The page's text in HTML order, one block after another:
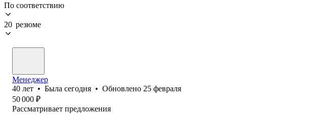
По соответствию
20 резюме
Менеджер
40 лет • Была сегодня • Обновлено 25 февраля
50 000 ₽
Рассматривает предложения